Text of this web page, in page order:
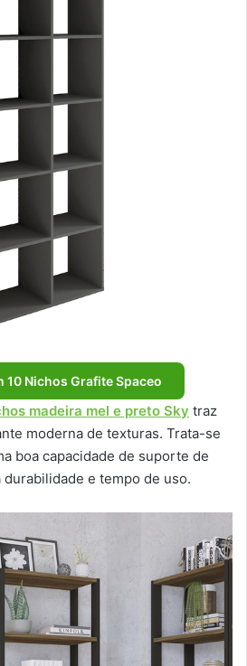
10 Nichos Grafite Spaceo
madeira mel e preto Sky traz
moderna de texturas. Trata-se
boa capacidade de suporte de
e tempo de uso.